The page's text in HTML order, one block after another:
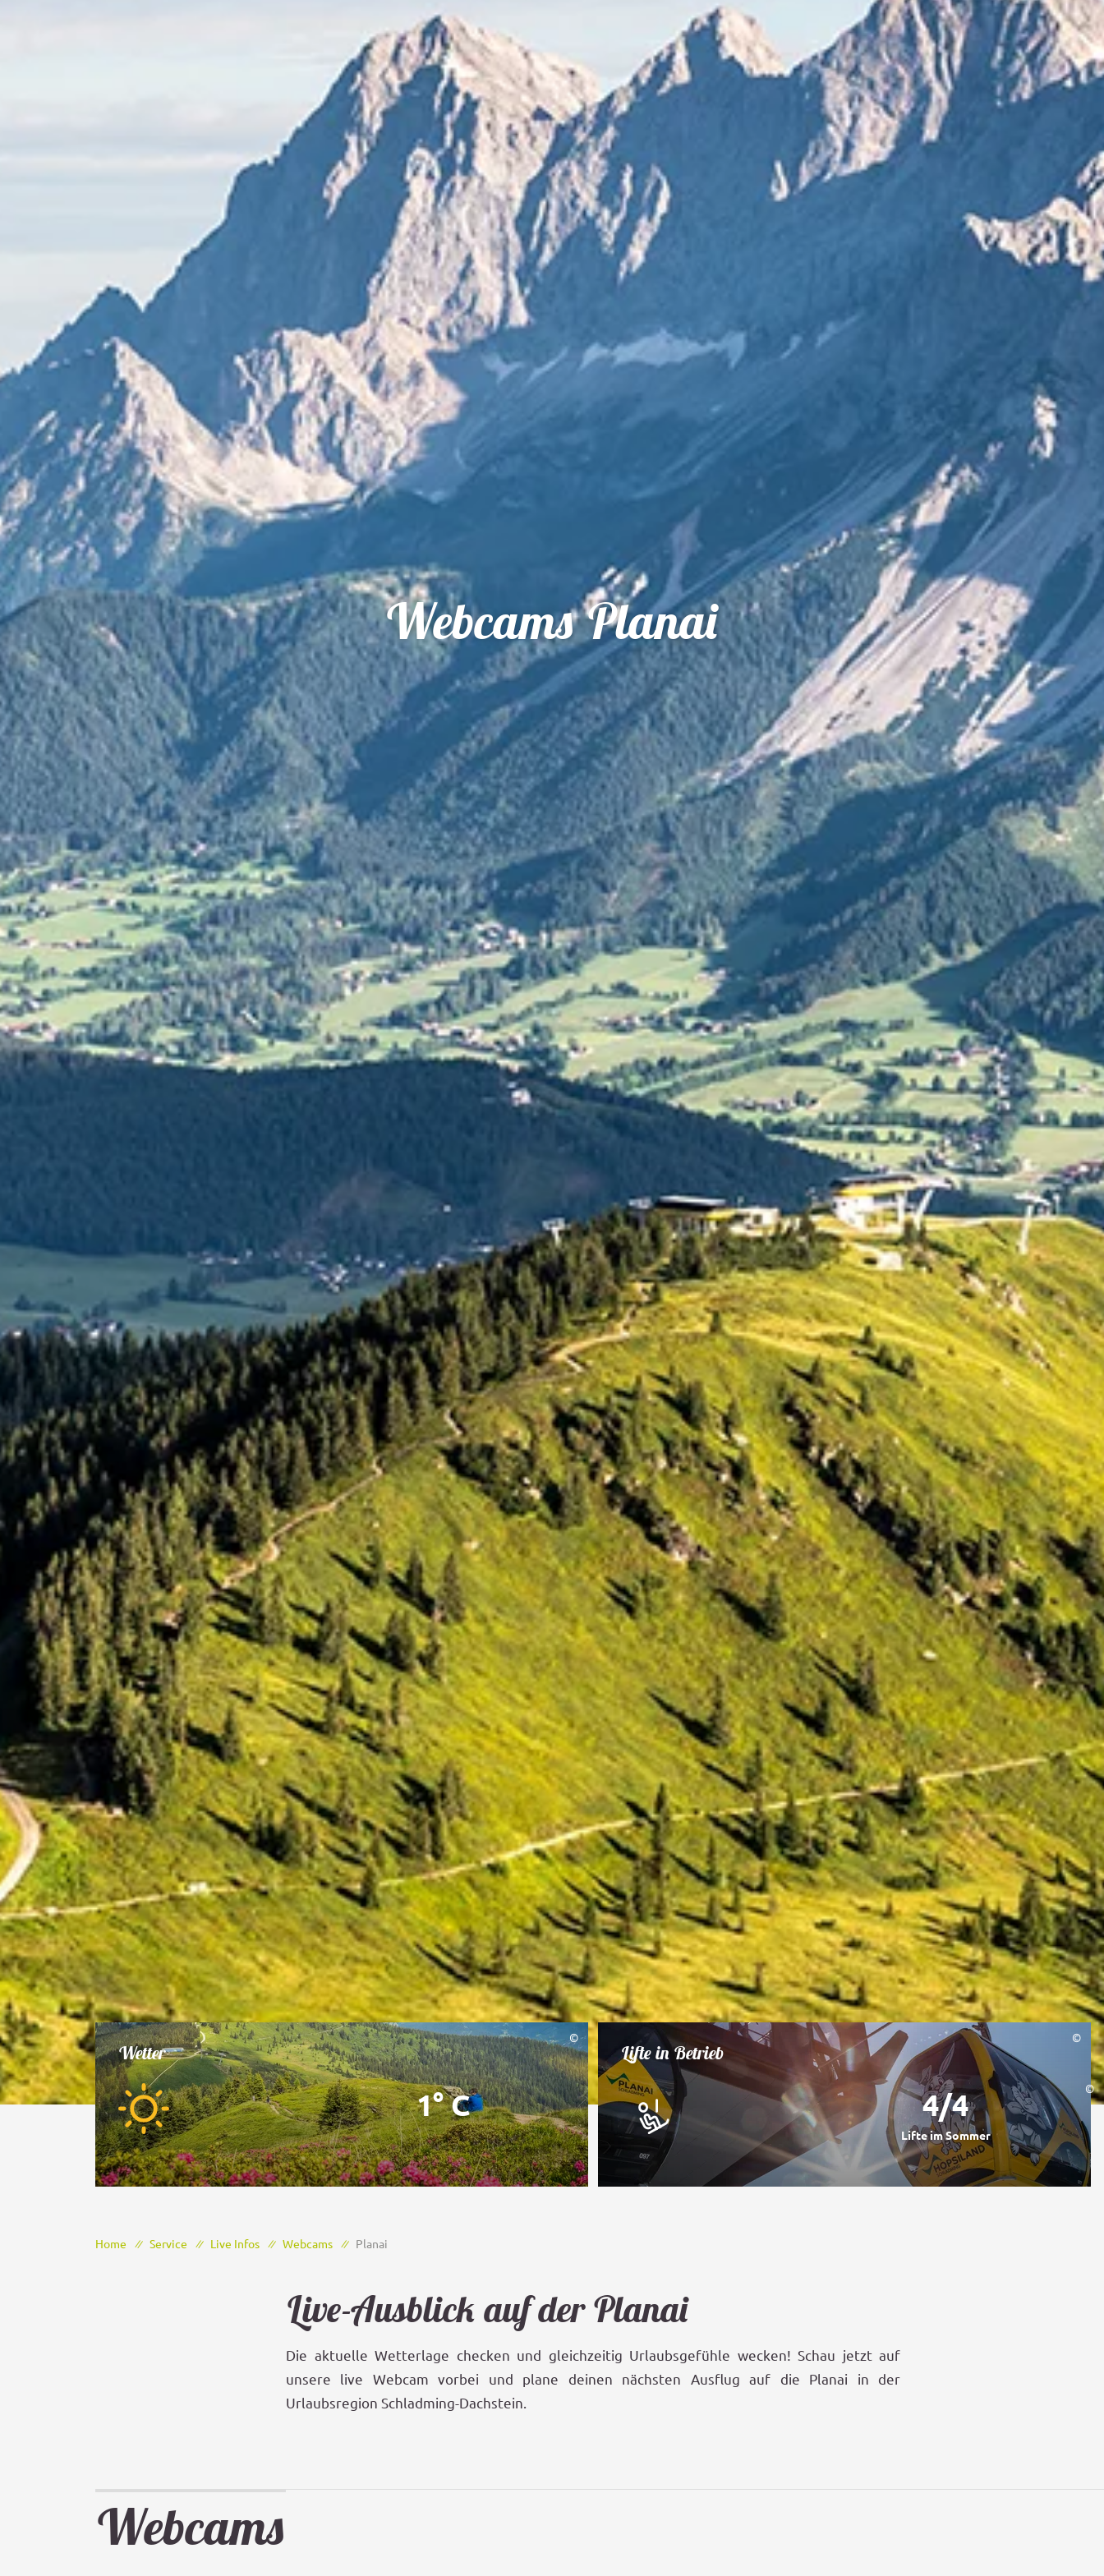
©
Webcams Planai
©
Wetter
1° C
©
Lifte in Betrieb
4/4
Lifte im Sommer
Home Service Live Infos Webcams Planai
Live-Ausblick auf der Planai
Die aktuelle Wetterlage checken und gleichzeitig Urlaubsgefühle wecken! Schau jetzt auf
unsere live Webcam vorbei und plane deinen nächsten Ausflug auf die Planai in der
Urlaubsregion Schladming-Dachstein.
Webcams